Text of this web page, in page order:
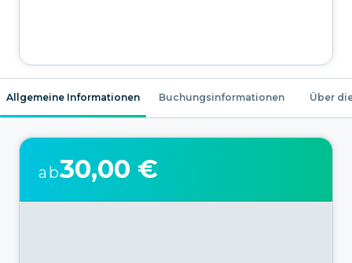
Allgemeine Informationen Buchungsinformationen Über
ab30,00 €